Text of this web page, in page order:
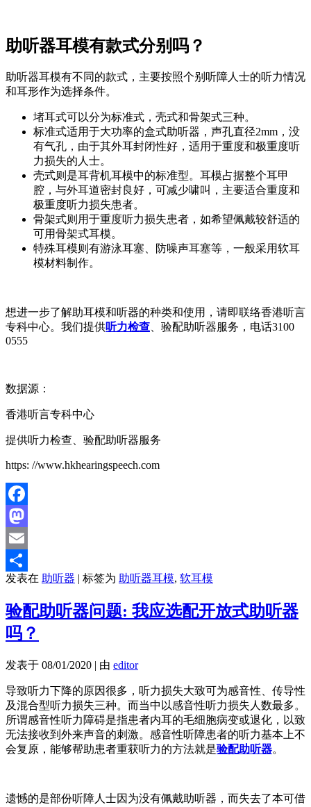
助听器耳模有款式分别吗？
助听器耳模有不同的款式，主要按照个别听障人士的听力情况
和耳形作为选择条件。
堵耳式可以分为标准式，壳式和骨架式三种。
标准式适用于大功率的盒式助听器，声孔直径2mm，没
有气孔，由于其外耳封闭性好，适用于重度和极重度听
力损失的人士。
壳式则是耳背机耳模中的标准型。耳模占据整个耳甲
腔，与外耳道密封良好，可减少啸叫，主要适合重度和
极重度听力损失患者。
骨架式则用于重度听力损失患者，如希望佩戴较舒适的
可用骨架式耳模。
特殊耳模则有游泳耳塞、防噪声耳塞等，一般采用软耳
模材料制作。
想进一步了解助耳模和听器的种类和使用，请即联络香港听言
专科中心。我们提供听力检查、验配助听器服务，电话3100
0555
数据源：
香港听言专科中心
提供听力检查、验配助听器服务
https: //www.hkhearingspeech.com
Facebook
Mastodon
Email
分
享
发表在 助听器 标签为 助听器耳模, 软耳模
验配助听器问题: 我应选配开放式助听器
吗？
发表于 08/01/2020 | 由 editor
导致听力下降的原因很多，听力损失大致可为感音性、传导性
及混合型听力损失三种。而当中以感音性听力损失人数最多。
所谓感音性听力障碍是指患者内耳的毛细胞病变或退化，以致
无法接收到外来声音的刺激。感音性听障患者的听力基本上不
会复原，能够帮助患者重获听力的方法就是验配助听器。
遗憾的是部份听障人士因为没有佩戴助听器，而失去了本可借